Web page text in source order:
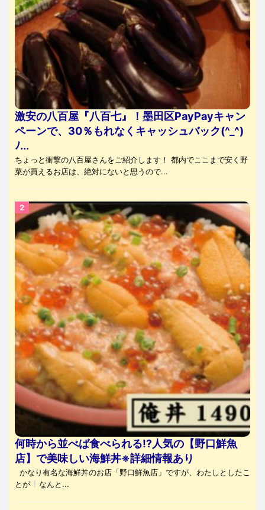
激安の八百屋『八百七』！墨田区PayPayキャン
ペーンで、30％もれなくキャッシュバック(^_^)
ﾉ...
ちょっと衝撃の八百屋さんをご紹介します！ 都内でここまで安く野
菜が買えるお店は、絶対にないと思うので...
何時から並べば食べられる⁉人気の【野口鮮魚
店】で美味しい海鮮丼※詳細情報あり
かなり有名な海鮮丼のお店「野口鮮魚店」ですが、わたしとしたこ
とが
なんと...